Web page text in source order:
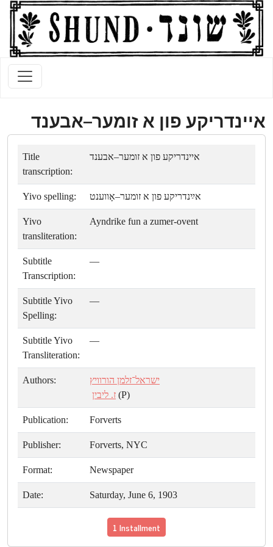
איינדריקע פון א זומער–אבענד
Title
transcription:
איינדריקע פון א זומער–אבענד
Yivo spelling: אײַנדריקע פון א זומער–אָווענט
Yivo
transliteration:
Ayndrike fun a zumer-ovent
Subtitle
Transcription:
—
Subtitle Yivo
Spelling:
—
Subtitle Yivo
Transliteration:
—
Authors:
ישראל־זלמן הורוויץ
ז. ליבין (P)
Publication: Forverts
Publisher: Forverts, NYC
Format: Newspaper
Date: Saturday, June 6, 1903
1 Installment